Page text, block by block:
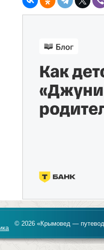
© 2026 «Крымовед —